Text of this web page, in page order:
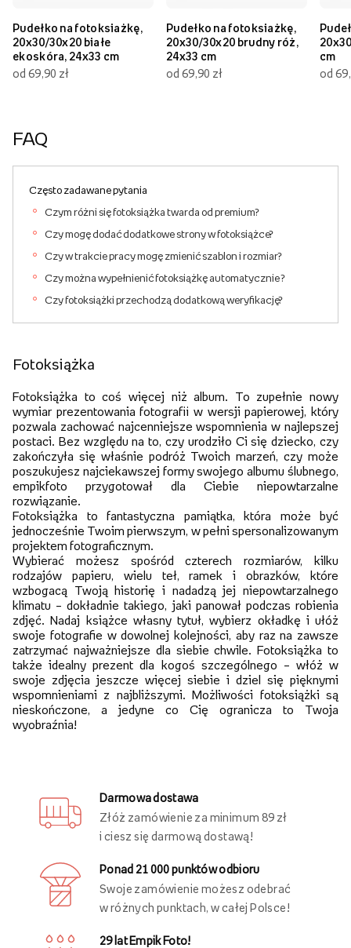
Pudełko na fotoksiażkę,
20x30/30x20 białe
ekoskóra, 24x33 cm
od 69,90 zł
Pudełko na fotoksiażkę,
20x30/30x20 brudny róż,
24x33 cm
od 69,90 zł
cm
od
FAQ
Często zadawane pytania
Czym różni się fotoksiążka twarda od premium?
Czy mogę dodać dodatkowe strony w fotoksiążce?
Czy w trakcie pracy mogę zmienić szablon i rozmiar?
Czy można wypełnienić fotoksiążkę automatycznie ?
Czy fotoksiążki przechodzą dodatkową weryfikację?
Fotoksiążka
Fotoksiążka to coś więcej niż album. To zupełnie nowy
wymiar prezentowania fotografii w wersji papierowej, który
pozwala zachować najcenniejsze wspomnienia w najlepszej
postaci. Bez względu na to, czy urodziło Ci się dziecko, czy
zakończyła się właśnie podróż Twoich marzeń, czy może
poszukujesz najciekawszej formy swojego albumu ślubnego,
empikfoto przygotował dla Ciebie niepowtarzalne
rozwiązanie.
Fotoksiążka to fantastyczna pamiątka, która może być
jednocześnie Twoim pierwszym, w pełni spersonalizowanym
projektem fotograficznym.
Wybierać możesz spośród czterech rozmiarów, kilku
rodzajów papieru, wielu teł, ramek i obrazków, które
wzbogacą Twoją historię i nadadzą jej niepowtarzalnego
klimatu – dokładnie takiego, jaki panował podczas robienia
zdjęć. Nadaj książce własny tytuł, wybierz okładkę i ułóż
swoje fotografie w dowolnej kolejności, aby raz na zawsze
zatrzymać najważniejsze dla siebie chwile. Fotoksiążka to
także idealny prezent dla kogoś szczególnego – włóż w
swoje zdjęcia jeszcze więcej siebie i dziel się pięknymi
wspomnieniami z najbliższymi. Możliwości fotoksiążki są
nieskończone, a jedyne co Cię ogranicza to Twoja
wyobraźnia!
Darmowa dostawa
Złóż zamówienie za minimum 89 zł
i ciesz się darmową dostawą!
Ponad 21 000 punktów odbioru
Swoje zamówienie możesz odebrać
w różnych punktach, w całej Polsce!
29 lat Empik Foto!